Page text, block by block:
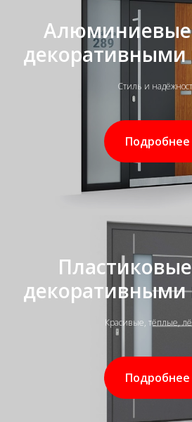
Алюминиевые
декоративными
Стиль и
Подробнее
декоративными
Красивые, тёплые,
Подробнее